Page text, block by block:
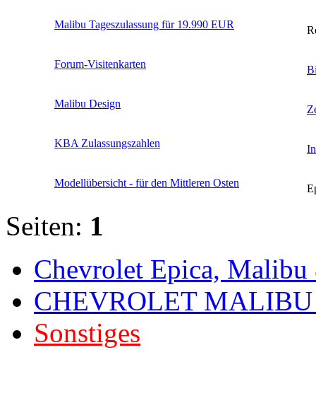
Malibu Tageszulassung für 19.990 EUR
Forum-Visitenkarten
Malibu Design
KBA Zulassungszahlen
Modellübersicht - für den Mittleren Osten
Seiten: 1
Chevrolet Epica,
CHEVROLET
Sonstiges